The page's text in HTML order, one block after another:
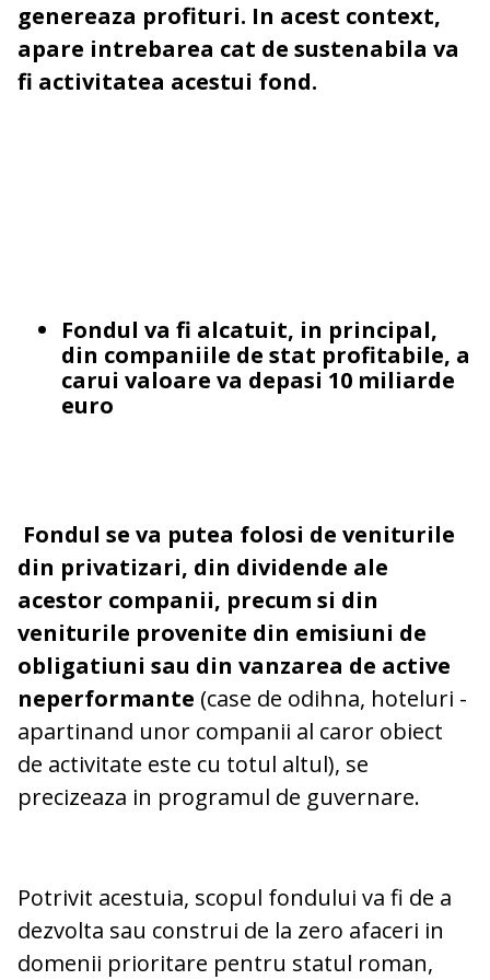
genereaza profituri. In acest context,
apare intrebarea cat de sustenabila va
fi activitatea acestui fond.
Fondul va fi alcatuit, in principal,
din companiile de stat profitabile, a
carui valoare va depasi 10 miliarde
euro
Fondul se va putea folosi de veniturile
din privatizari, din dividende ale
acestor companii, precum si din
veniturile provenite din emisiuni de
obligatiuni sau din vanzarea de active
neperformante (case de odihna, hoteluri -
apartinand unor companii al caror obiect
de activitate este cu totul altul), se
precizeaza in programul de guvernare.
Potrivit acestuia, scopul fondului va fi de a
dezvolta sau construi de la zero afaceri in
domenii prioritare pentru statul roman,